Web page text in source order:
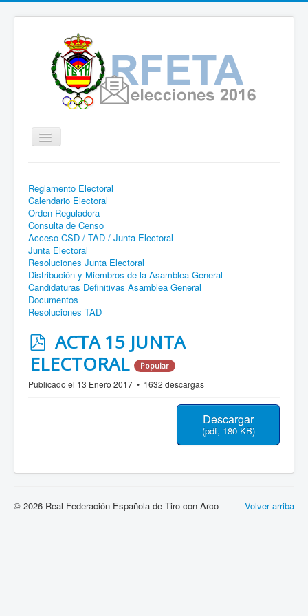
Cambiar
navegación
Tiro con Arco | Página web
informativa - Proceso Electoral
2016
Reglamento Electoral
Calendario Electoral
Orden Reguladora
Consulta de Censo
Acceso CSD / TAD / Junta Electoral
Junta Electoral
Resoluciones Junta Electoral
Distribución y Miembros de la Asamblea General
Candidaturas Definitivas Asamblea General
Documentos
Resoluciones TAD
p
d
f
ACTA 15 JUNTA
ELECTORAL
Popular
Publicado el 13 Enero 2017 1632 descargas
Descargar
(pdf, 180 KB)
Volver arriba
© 2026 Real Federación Española de Tiro con Arco